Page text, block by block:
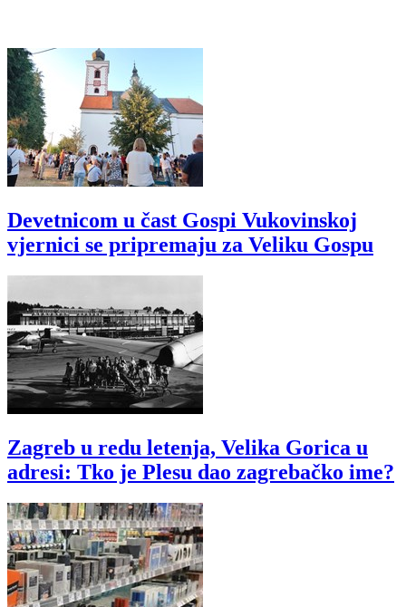
Devetnicom u čast Gospi Vukovinskoj
vjernici se pripremaju za Veliku Gospu
Zagreb u redu letenja, Velika Gorica u
adresi: Tko je Plesu dao zagrebačko ime?